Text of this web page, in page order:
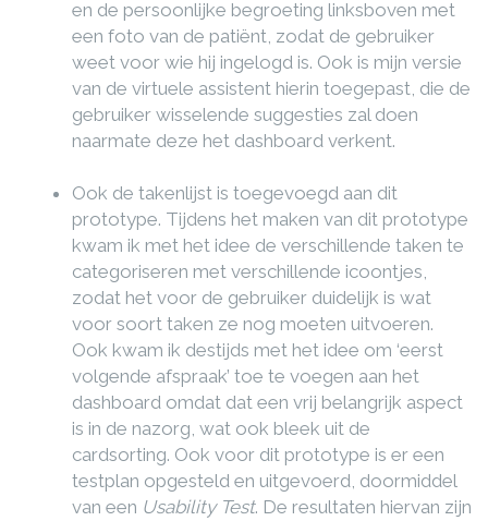
en de persoonlijke begroeting linksboven met
een foto van de patiënt, zodat de gebruiker
weet voor wie hij ingelogd is. Ook is mijn versie
van de virtuele assistent hierin toegepast, die de
gebruiker wisselende suggesties zal doen
naarmate deze het dashboard verkent.
Ook de takenlijst is toegevoegd aan dit
prototype. Tijdens het maken van dit prototype
kwam ik met het idee de verschillende taken te
categoriseren met verschillende icoontjes,
zodat het voor de gebruiker duidelijk is wat
voor soort taken ze nog moeten uitvoeren.
Ook kwam ik destijds met het idee om ‘eerst
volgende afspraak’ toe te voegen aan het
dashboard omdat dat een vrij belangrijk aspect
is in de nazorg, wat ook bleek uit de
cardsorting. Ook voor dit prototype is er een
testplan opgesteld en uitgevoerd, doormiddel
van een Usability Test. De resultaten hiervan zijn